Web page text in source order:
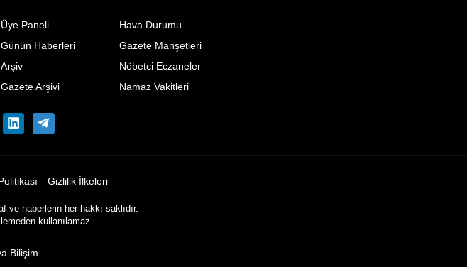
Üye Paneli
Günün Haberleri
Arşiv
Gazete Arşivi
Hava Durumu
Gazete Manşetleri
Nöbetci Eczaneler
Namaz Vakitleri
Gizlilik İlkeleri
haberlerin her hakkı saklıdır.
kullanılamaz.
Bilişim